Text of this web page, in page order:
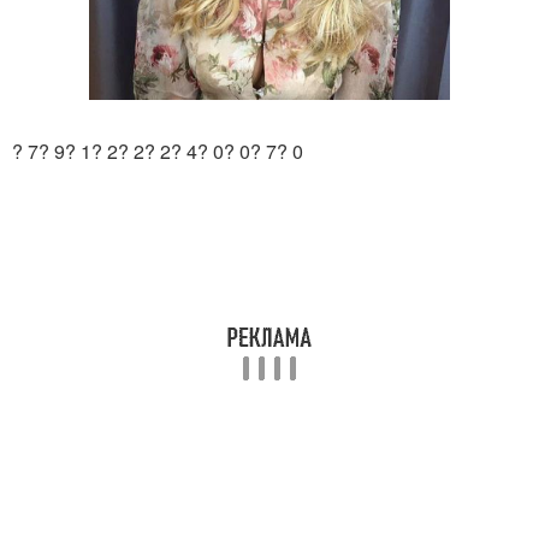
? 7? 9? 1? 2? 2? 2? 4? 0? 0? 7? 0